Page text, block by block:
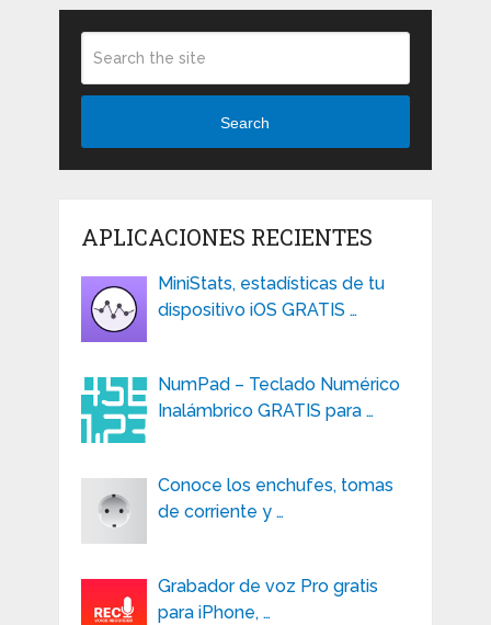
Search
APLICACIONES RECIENTES
MiniStats, estadísticas de tu
dispositivo iOS GRATIS …
NumPad – Teclado Numérico
Inalámbrico GRATIS para …
Conoce los enchufes, tomas
de corriente y …
Grabador de voz Pro gratis
para iPhone, …